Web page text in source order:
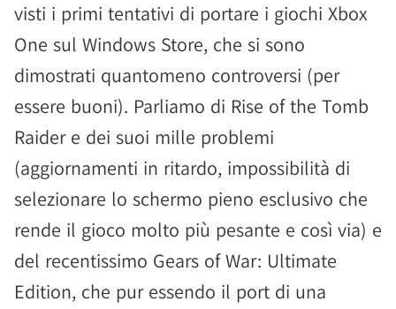
visti i primi tentativi di portare i giochi Xbox
One sul Windows Store, che si sono
dimostrati quantomeno controversi (per
essere buoni). Parliamo di Rise of the Tomb
Raider e dei suoi mille problemi
(aggiornamenti in ritardo, impossibilità di
selezionare lo schermo pieno esclusivo che
rende il gioco molto più pesante e così via) e
del recentissimo Gears of War: Ultimate
Edition, che pur essendo il port di una